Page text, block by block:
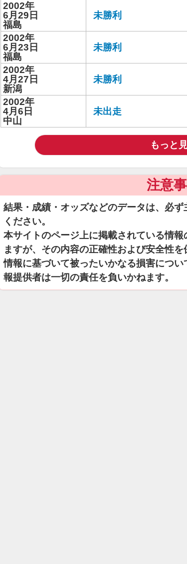
2002年
6月29日
福島
未勝利
2002年
6月23日
福島
未勝利
2002年
4月27日
新潟
未勝利
2002年
4月6日
中山
未出走
もっと
注意
結果・成績・オッズなどのデータは、必
ください。
本サイトのページ上に掲載されている情
ますが、その内容の正確性および安全性
情報に基づいて被ったいかなる損害につ
報提供者は一切の責任を負いかねます。